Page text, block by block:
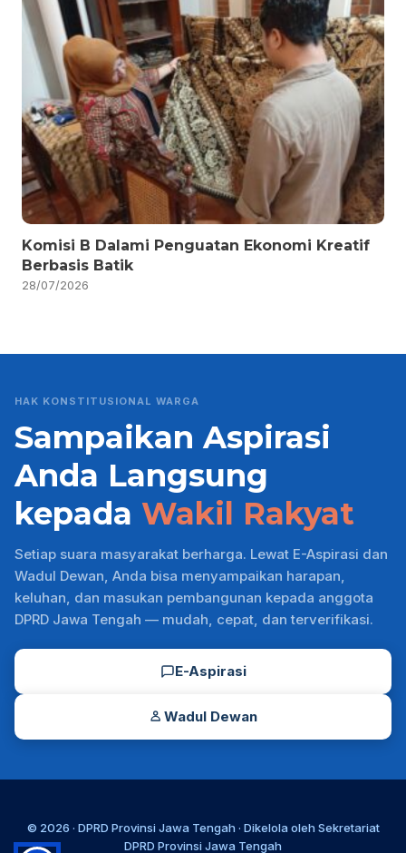
Komisi B Dalami Penguatan Ekonomi Kreatif
Berbasis Batik
28/07/2026
HAK KONSTITUSIONAL WARGA
Sampaikan Aspirasi
Anda Langsung
kepada Wakil Rakyat
Setiap suara masyarakat berharga. Lewat E-Aspirasi dan
Wadul Dewan, Anda bisa menyampaikan harapan,
keluhan, dan masukan pembangunan kepada anggota
DPRD Jawa Tengah — mudah, cepat, dan terverifikasi.
E-Aspirasi
Wadul Dewan
© 2026 · DPRD Provinsi Jawa Tengah · Dikelola oleh Sekretariat
DPRD Provinsi Jawa Tengah